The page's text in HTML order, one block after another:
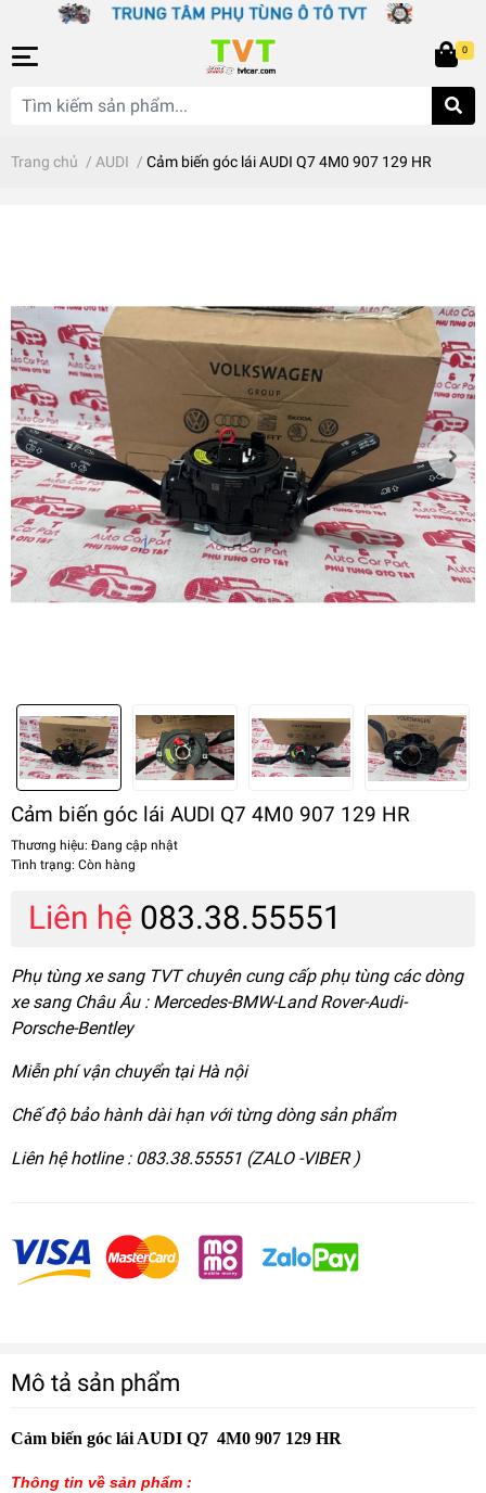
0
Trang chủ / AUDI / Cảm biến góc lái AUDI Q7 4M0 907 129 HR
Cảm biến góc lái AUDI Q7 4M0 907 129 HR
Thương hiệu: Đang cập nhật
Tình trạng: Còn hàng
Liên hệ 083.38.55551
Phụ tùng xe sang TVT chuyên cung cấp phụ tùng các dòng
xe sang Châu Âu : Mercedes-BMW-Land Rover-Audi-
Porsche-Bentley
Miễn phí vận chuyển tại Hà nội
Chế độ bảo hành dài hạn với từng dòng sản phẩm
Liên hệ hotline : 083.38.55551 (ZALO -VIBER )
Mô tả sản phẩm
Cảm biến góc lái AUDI Q7 4M0 907 129 HR
Thông tin về sản phẩm :